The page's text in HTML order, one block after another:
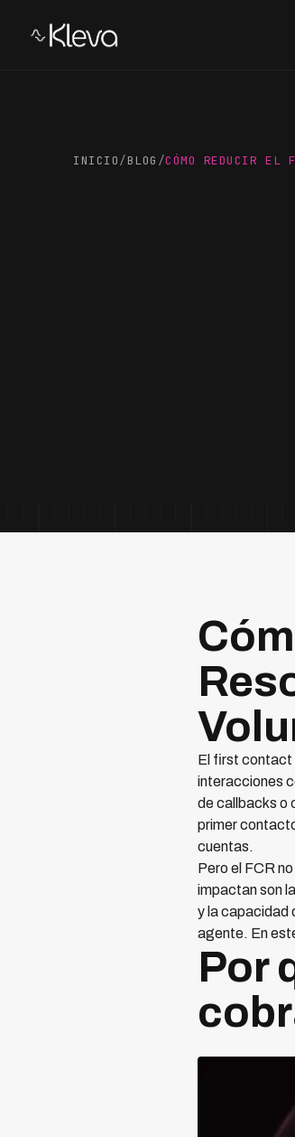
INICIO/BLOG /CÓMO REDUCIR EL
El first contact
interacciones
de callbacks o
primer
cuentas.
Pero el FCR
impactan son
y la capacidad
agente. En
Por